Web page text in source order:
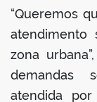
“Queremos
atendimento
zona
demandas
atendida